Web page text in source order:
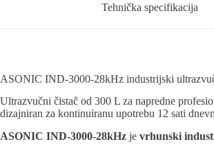
Tehnička specifikacija
ASONIC IND-3000-28kHz industrijski
Ultrazvučni čistač od 300 L za napredne
dizajniran za kontinuiranu upotrebu 12 sati
ASONIC IND-3000-28kHz je vrhunski